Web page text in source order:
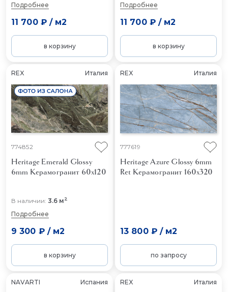
Подробнее
11 700 ₽/ м2
в корзину
Подробнее
11 700 ₽/ м2
в корзину
REX Италия
774852
Heritage Emerald Glossy
6mm Керамогранит 60x120
В наличии: 3.6 м2
Подробнее
9 300 ₽/ м2
в корзину
REX Италия
777619
Heritage Azure Glossy 6mm
Ret Керамогранит 160x320
13 800 ₽/ м2
по запросу
NAVARTI Испания REX Италия